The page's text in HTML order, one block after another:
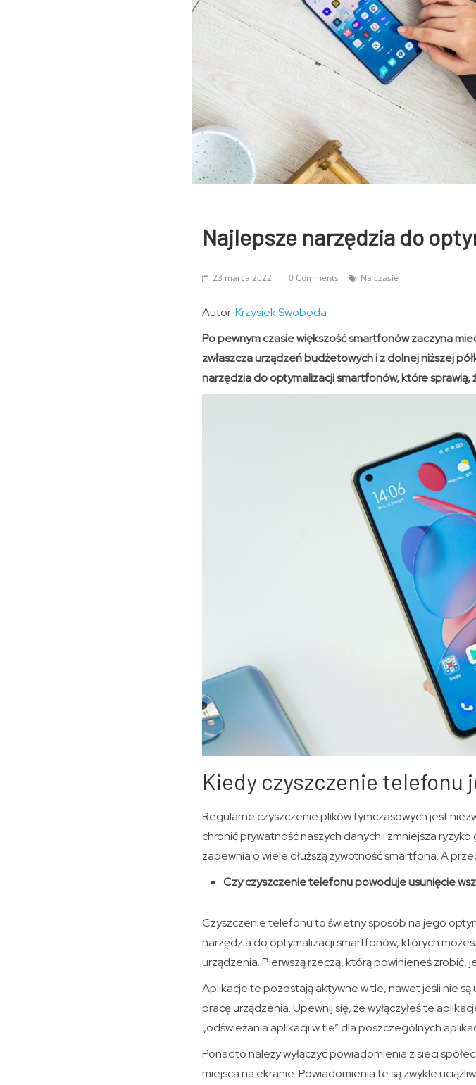
Najlepsze narzędzia do
23 marca 2022 0 Comments Na czasie
Autor:Krzysiek Swoboda
Po pewnym czasie większość smartfonów zaczyna
zwłaszcza urządzeń budżetowych i z dolnej niższej
narzędzia do optymalizacji smartfonów, które
Kiedy czyszczenie telefonu
Regularne czyszczenie plików tymczasowych jest
chronić prywatność naszych danych i zmniejsza
zapewnia o wiele dłuższą żywotność smartfona. A
Czy czyszczenie telefonu powoduje usunięcie
Czyszczenie telefonu to świetny sposób na jego
narzędzia do optymalizacji smartfonów, których
urządzenia. Pierwszą rzeczą, którą powinieneś
Aplikacje te pozostają aktywne w tle, nawet jeśli nie są
pracę urządzenia. Upewnij się, że wyłączyłeś te
„odświeżania aplikacji w tle” dla poszczególnych
Ponadto należy wyłączyć powiadomienia z sieci
miejsca na ekranie. Powiadomienia te są zwykle